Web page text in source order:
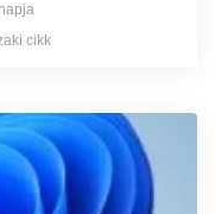
cikk